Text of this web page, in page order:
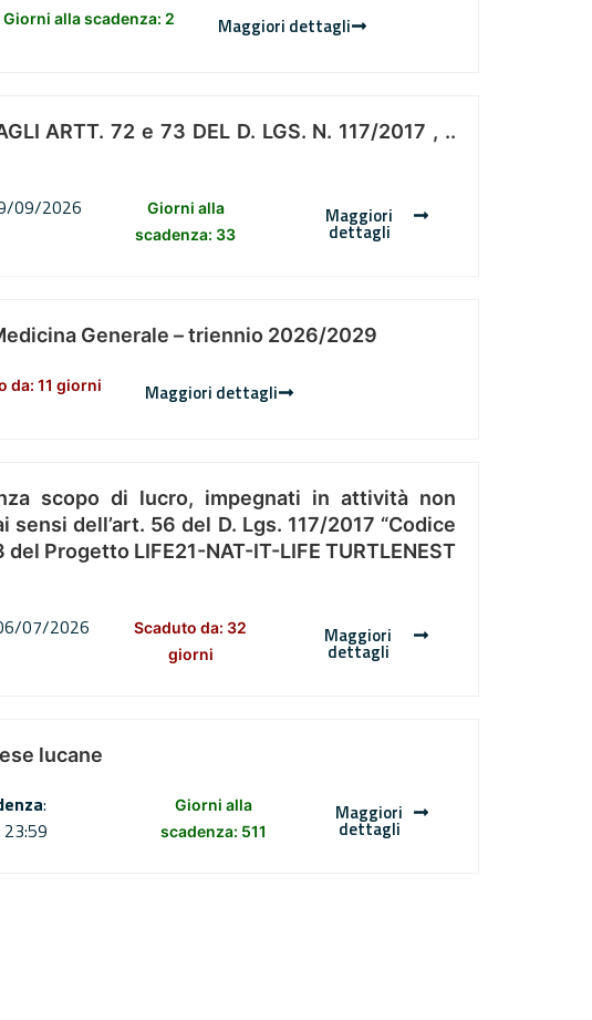
Giorni alla scadenza: 2 Maggiori dettagli
ARTT. 72 e 73 DEL D. LGS. N. 117/2017 , ..
09/2026
Giorni alla
scadenza: 33
Maggiori
dettagli
Generale – triennio 2026/2029
da: 11 giorni Maggiori dettagli
scopo di lucro, impegnati in attività non
dell’art. 56 del D. Lgs. 117/2017 “Codice
Progetto LIFE21-NAT-IT-LIFE TURTLENEST
07/2026
Scaduto da: 32
giorni
Maggiori
dettagli
lucane
:
Giorni alla
scadenza: 511
Maggiori
dettagli